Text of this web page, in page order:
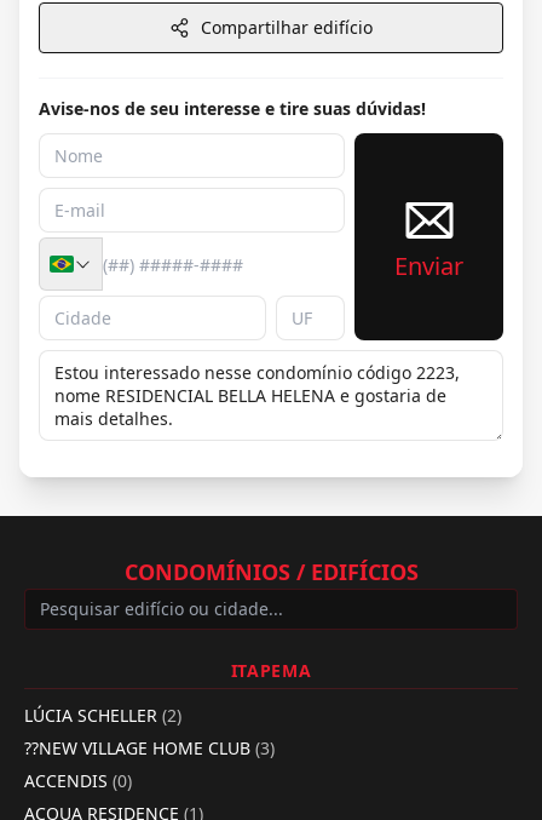
Compartilhar edifício
Avise-nos de seu interesse e tire suas dúvidas!
Enviar
CONDOMÍNIOS / EDIFÍCIOS
ITAPEMA
LÚCIA SCHELLER (2)
??NEW VILLAGE HOME CLUB (3)
ACCENDIS (0)
ACQUA RESIDENCE (1)